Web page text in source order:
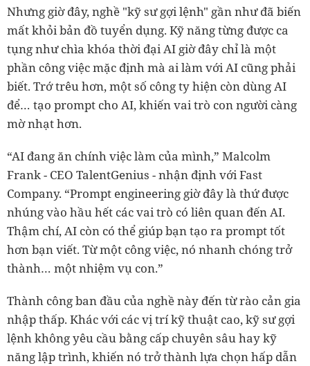
Nhưng giờ đây, nghề "kỹ sư gợi lệnh" gần như đã biến
mất khỏi bản đồ tuyển dụng. Kỹ năng từng được ca
tụng như chìa khóa thời đại AI giờ đây chỉ là một
phần công việc mặc định mà ai làm với AI cũng phải
biết. Trớ trêu hơn, một số công ty hiện còn dùng AI
để… tạo prompt cho AI, khiến vai trò con người càng
mờ nhạt hơn.
“AI đang ăn chính việc làm của mình,” Malcolm
Frank - CEO TalentGenius - nhận định với Fast
Company. “Prompt engineering giờ đây là thứ được
nhúng vào hầu hết các vai trò có liên quan đến AI.
Thậm chí, AI còn có thể giúp bạn tạo ra prompt tốt
hơn bạn viết. Từ một công việc, nó nhanh chóng trở
thành… một nhiệm vụ con.”
Thành công ban đầu của nghề này đến từ rào cản gia
nhập thấp. Khác với các vị trí kỹ thuật cao, kỹ sư gợi
lệnh không yêu cầu bằng cấp chuyên sâu hay kỹ
năng lập trình, khiến nó trở thành lựa chọn hấp dẫn